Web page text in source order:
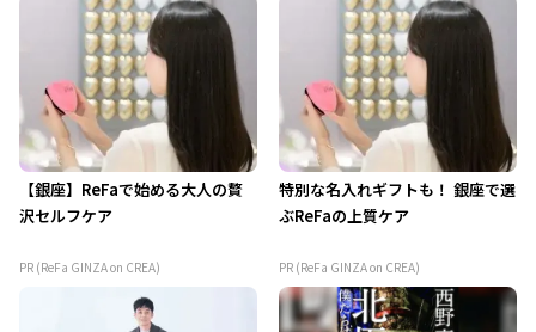
【銀座】ReFaで始める大人の贅
沢セルフケア
PR (ReFa GINZA on CREA)
特別な名入れギフトも！ 銀座で選
ぶReFaの上質ケア
PR (ReFa GINZA on CREA)